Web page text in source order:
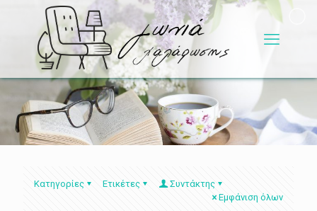
Κατηγορίες Ετικέτες
Συντάκτης
Εμφάνιση όλων